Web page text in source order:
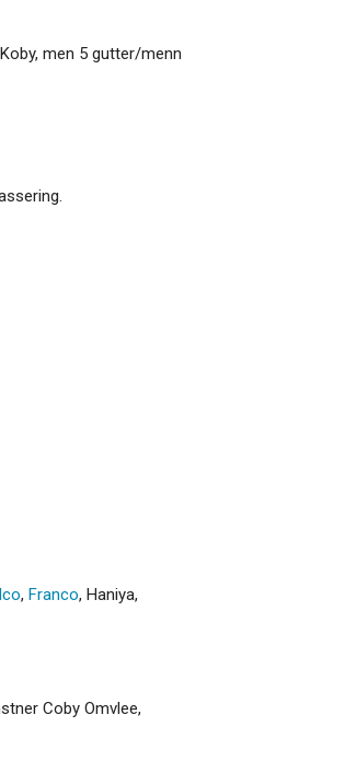
men 5 gutter/menn
, Franco, Haniya,
Coby Omvlee,